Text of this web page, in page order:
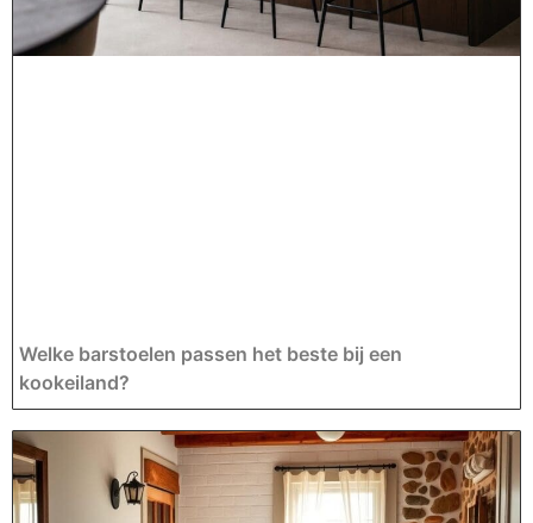
Welke barstoelen passen het beste bij een
kookeiland?